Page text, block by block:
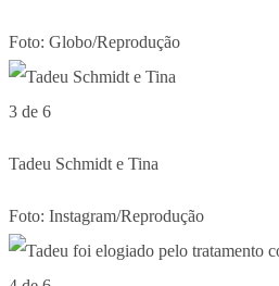
Foto: Globo/Reprodução
3 de 6
Tadeu Schmidt e Tina
Foto: Instagram/Reprodução